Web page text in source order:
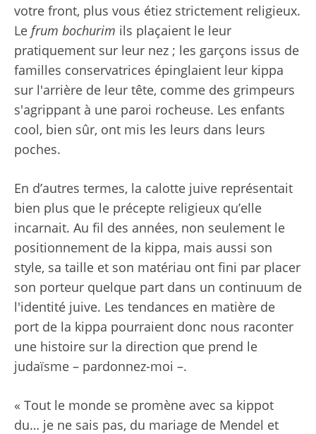
votre front, plus vous étiez strictement religieux.
Le frum bochurim ils plaçaient le leur
pratiquement sur leur nez ; les garçons issus de
familles conservatrices épinglaient leur kippa
sur l'arrière de leur tête, comme des grimpeurs
s'agrippant à une paroi rocheuse. Les enfants
cool, bien sûr, ont mis les leurs dans leurs
poches.
En d’autres termes, la calotte juive représentait
bien plus que le précepte religieux qu’elle
incarnait. Au fil des années, non seulement le
positionnement de la kippa, mais aussi son
style, sa taille et son matériau ont fini par placer
son porteur quelque part dans un continuum de
l'identité juive. Les tendances en matière de
port de la kippa pourraient donc nous raconter
une histoire sur la direction que prend le
judaïsme – pardonnez-moi –.
« Tout le monde se promène avec sa kippot
du… je ne sais pas, du mariage de Mendel et